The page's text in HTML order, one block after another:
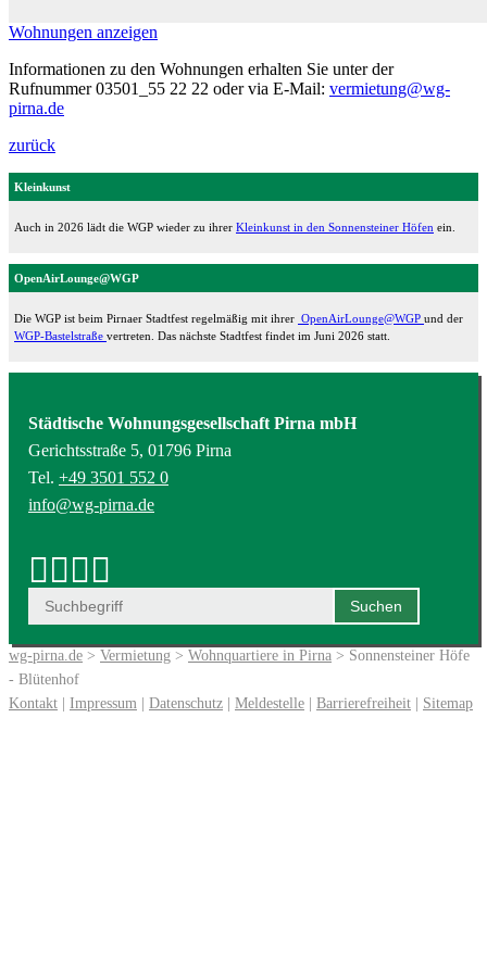
Wohnungen anzeigen
Informationen zu den Wohnungen erhalten Sie unter der
Rufnummer 03501_55 22 22 oder via E-Mail: vermietung@wg-
pirna.de
zurück
Kleinkunst
Auch in 2026 lädt die WGP wieder zu ihrer Kleinkunst in den Sonnensteiner Höfen ein.
OpenAirLounge@WGP
Die WGP ist beim Pirnaer Stadtfest regelmäßig mit ihrer OpenAirLounge@WGP und der
WGP-Bastelstraße vertreten. Das nächste Stadtfest findet im Juni 2026 statt.
Städtische Wohnungsgesellschaft Pirna mbH
Gerichtsstraße 5, 01796 Pirna
Tel. +49 3501 552 0
info@wg-pirna.de
wg-pirna.de > Vermietung > Wohnquartiere in Pirna > Sonnensteiner Höfe
- Blütenhof
Kontakt
Impressum Datenschutz Meldestelle Barrierefreiheit Sitemap